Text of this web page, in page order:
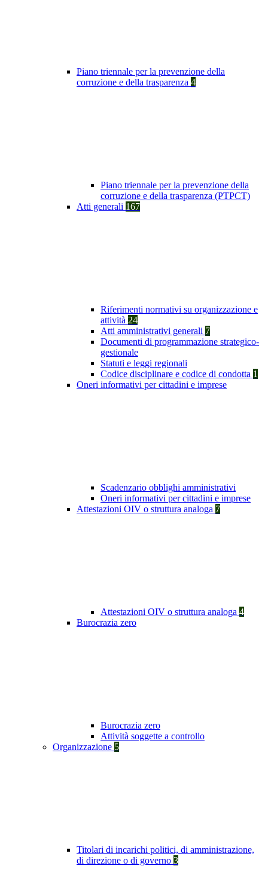
Piano triennale per la prevenzione della
corruzione e della trasparenza 4
Piano triennale per la prevenzione della
corruzione e della trasparenza (PTPCT)
Atti generali 167
Riferimenti normativi su organizzazione e
attività 24
Atti amministrativi generali 7
Documenti di programmazione strategico-
gestionale
Statuti e leggi regionali
Codice disciplinare e codice di condotta 1
Oneri informativi per cittadini e imprese
Scadenzario obblighi amministrativi
Oneri informativi per cittadini e imprese
Attestazioni OIV o struttura analoga 7
Attestazioni OIV o struttura analoga 4
Burocrazia zero
Burocrazia zero
Attività soggette a controllo
Organizzazione 5
Titolari di incarichi politici, di amministrazione,
di direzione o di governo 3